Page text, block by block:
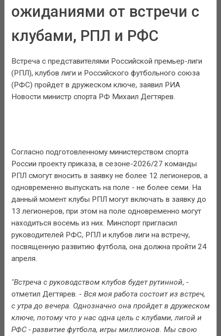
ожиданиями от встречи с
клубами, РПЛ и РФС
Встреча с представителями Российской премьер-лиги
(РПЛ), клубов лиги и Российского футбольного союза
(РФС) пройдет в дружеском ключе, заявил РИА
Новости министр спорта РФ Михаил Дегтярев.
Согласно подготовленному министерством спорта
России проекту приказа, в сезоне-2026/27 команды
РПЛ смогут вносить в заявку не более 12 легионеров, а
одновременно выпускать на поле - не более семи. На
данный момент клубы РПЛ могут включать в заявку до
13 легионеров, при этом на поле одновременно могут
находиться восемь из них. Минспорт пригласил
руководителей РФС, РПЛ и клубов лиги на встречу,
посвященную развитию футбола, она должна пройти 24
апреля.
"Встреча с руководством клубов будет рутинной, -
отметил Дегтярев. - Вся моя работа состоит из встреч,
с утра до вечера. Однозначно она пройдет в дружеском
ключе, потому что у нас одна цель с клубами, лигой и
РФС - развитие футбола, игры миллионов. Мы свою